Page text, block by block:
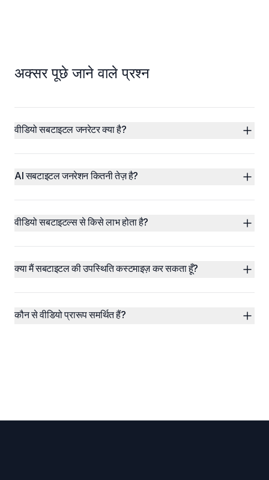
अक्सर पूछे जाने वाले प्रश्न
वीडियो सबटाइटल जनरेटर क्या है?
AI सबटाइटल जनरेशन कितनी तेज़ है?
वीडियो सबटाइटल्स से किसे लाभ होता है?
क्या मैं सबटाइटल की उपस्थिति कस्टमाइज़ कर सकता हूँ?
कौन से वीडियो प्रारूप समर्थित हैं?